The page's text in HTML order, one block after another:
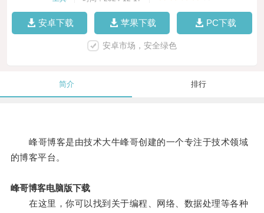
安卓下载 苹果下载 PC下载
安卓市场，安全绿色
简介 排行
峰哥博客是由技术大牛峰哥创建的一个专注于技术领域
的博客平台。
峰哥博客电脑版下载
在这里，你可以找到关于编程、网络、数据处理等各种